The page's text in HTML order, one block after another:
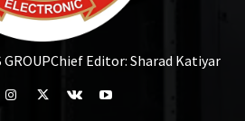
Chief Editor: Sharad Katiyar